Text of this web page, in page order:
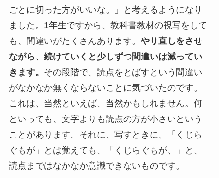
ごとに切った方がいいな。」と考えるようになり
ました。1年生ですから、教科書教材の視写をして
も、間違いがたくさんあります。 やり直しをさせ
ながら、続けていくと少しずつ間違いは減ってい
きます。 その段階で、読点をとばすという間違い
がなかなか無くならないことに気づいたのです。
これは、当然といえば、当然かもしれません。何
といっても、文字よりも読点の方が小さいという
ことがあります。それに、写すときに、「くじら
ぐもが」とは覚えても、「くじらぐもが、」と、
読点まではなかなか意識できないものです。